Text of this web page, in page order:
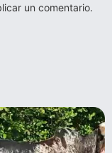
un comentario.